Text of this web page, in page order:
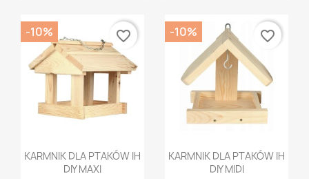
Szybki podgląd
KARMNIK DLA PTAKÓW IH
DIY MAXI
-10% favorite_border
Szybki podgląd
KARMNIK DLA PTAKÓW IH
DIY MIDI
-10% favorite_border